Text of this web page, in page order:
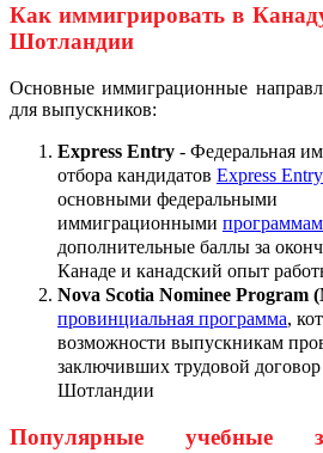
Как иммигрировать в
Шотландии
Основные иммиграционные
для выпускников:
Express Entry - Федеральная
отбора кандидатов Express Entry
основными федеральными
иммиграционными
дополнительные баллы за
Канаде и канадский опыт
Nova Scotia Nominee Program
провинциальная программа,
возможности выпускникам
заключивших трудовой
Шотландии
Популярные учебные